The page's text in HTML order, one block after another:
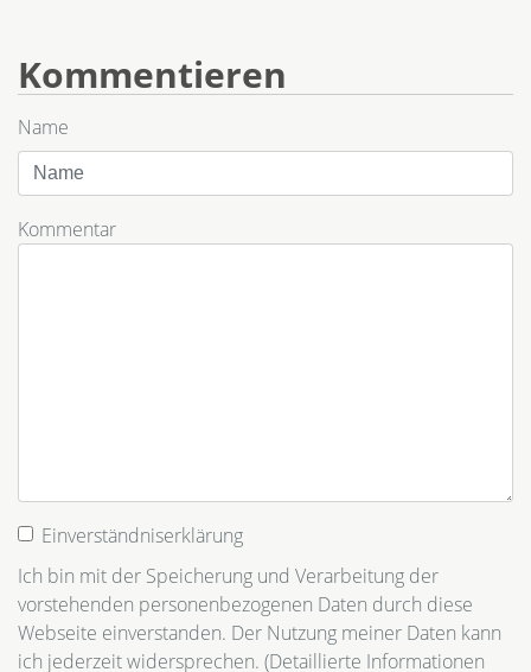
Kommentieren
Name
Kommentar
Einverständniserklärung
Ich bin mit der Speicherung und Verarbeitung der
vorstehenden personenbezogenen Daten durch diese
Webseite einverstanden. Der Nutzung meiner Daten kann
ich jederzeit widersprechen. (Detaillierte Informationen